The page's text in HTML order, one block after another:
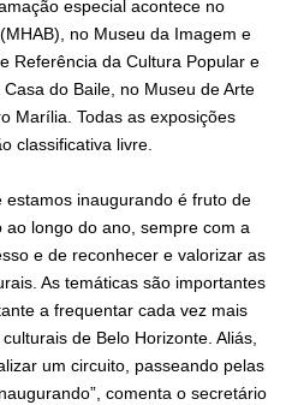
especial acontece no
no Museu da Imagem e
Referência da Cultura Popular e
do Baile, no Museu de Arte
Marília. Todas as exposições
classificativa livre.
estamos inaugurando é fruto de
longo do ano, sempre com a
e de reconhecer e valorizar as
As temáticas são importantes
a frequentar cada vez mais
de Belo Horizonte. Aliás,
um circuito, passeando pelas
comenta o secretário